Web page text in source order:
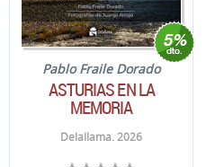
Pablo Fraile Dorado
ASTURIAS EN LA
MEMORIA
Delallama. 2026